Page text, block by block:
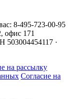
8-495-723-00-95
офис 171
·
на рассылку
Согласие на